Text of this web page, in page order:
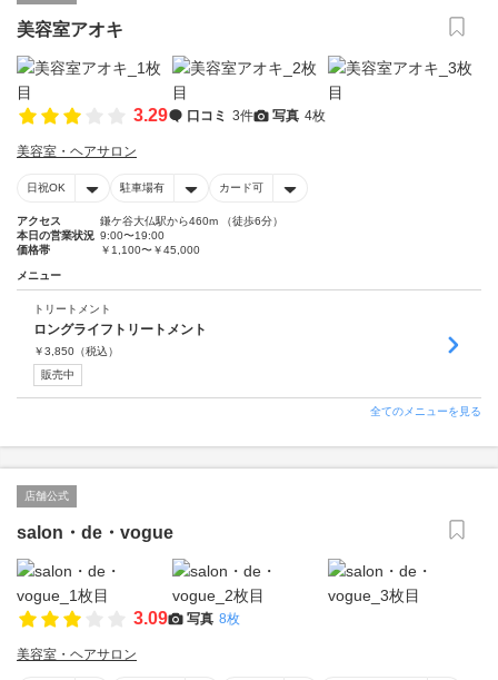
美容室アオキ
3.29 口コミ 3件 写真 4枚
美容室・ヘアサロン
日祝OK 駐車場有 カード可
アクセス
鎌ケ谷大仏駅から460m （徒歩6分）
本日の営業状況 9:00〜19:00
価格帯
￥1,100〜￥45,000
メニュー
トリートメント
ロングライフトリートメント
￥3,850 （税込）
販売中
全てのメニューを見る
店舗公式
salon・de・vogue
3.09 写真 8枚
美容室・ヘアサロン